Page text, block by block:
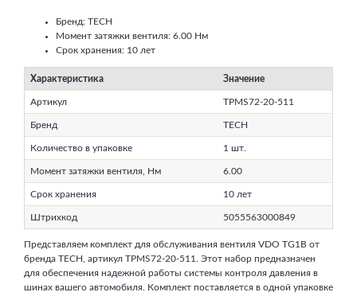
Бренд: TECH
Момент затяжки вентиля: 6.00 Нм
Срок хранения: 10 лет
Характеристика Значение
Артикул TPMS72-20-511
Бренд TECH
Количество в упаковке 1 шт.
Момент затяжки вентиля, Нм 6.00
Срок хранения 10 лет
Штрихкод 5055563000849
Представляем комплект для обслуживания вентиля VDO TG1B от
бренда TECH, артикул TPMS72-20-511. Этот набор предназначен
для обеспечения надежной работы системы контроля давления в
шинах вашего автомобиля. Комплект поставляется в одной упаковке